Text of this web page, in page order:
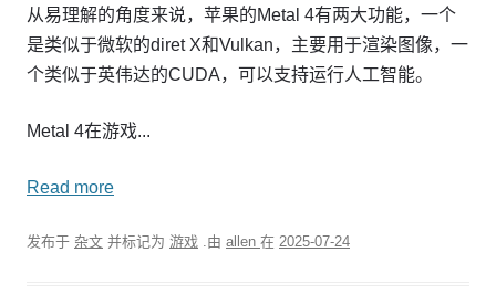
从易理解的角度来说，苹果的Metal 4有两大功能，一个
是类似于微软的diret X和Vulkan，主要用于渲染图像，一
个类似于英伟达的CUDA，可以支持运行人工智能。
Metal 4在游戏...
Read more
发布于 杂文 并标记为 游戏 .由 allen 在 2025-07-24